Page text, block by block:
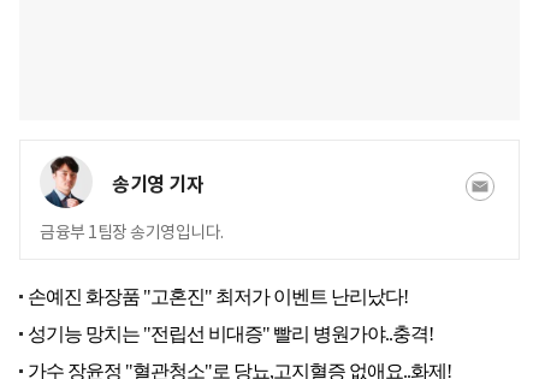
송기영 기자
금융부 1팀장 송기영입니다.